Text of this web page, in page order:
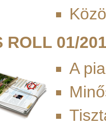
ROLL 01/
A